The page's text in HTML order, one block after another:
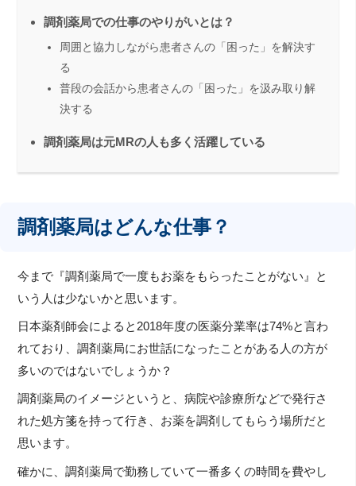
調剤薬局での仕事のやりがいとは？
周囲と協力しながら患者さんの「困った」を解決す
る
普段の会話から患者さんの「困った」を汲み取り解
決する
調剤薬局は元MRの人も多く活躍している
調剤薬局はどんな仕事？
今まで『調剤薬局で一度もお薬をもらったことがない』と
いう人は少ないかと思います。
日本薬剤師会によると2018年度の医薬分業率は74%と言わ
れており、調剤薬局にお世話になったことがある人の方が
多いのではないでしょうか？
調剤薬局のイメージというと、病院や診療所などで発行さ
れた処方箋を持って行き、お薬を調剤してもらう場所だと
思います。
確かに、調剤薬局で勤務していて一番多くの時間を費やし